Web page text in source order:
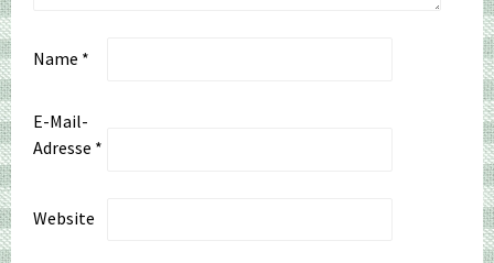
Name *
E-Mail-
Adresse *
Website